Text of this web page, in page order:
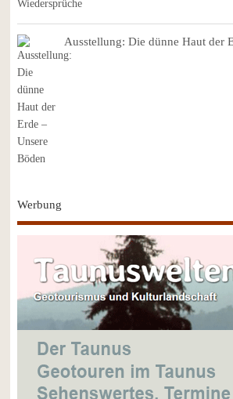
Ausstellung: Die dünne Haut der
Werbung